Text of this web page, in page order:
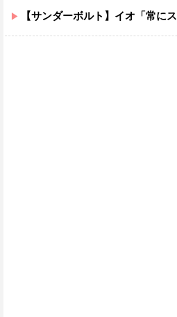
【サンダーボルト】イオ「常にスピーカーをONにしてな！